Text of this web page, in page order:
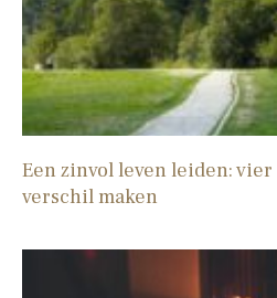
Een zinvol leven leiden:
verschil maken